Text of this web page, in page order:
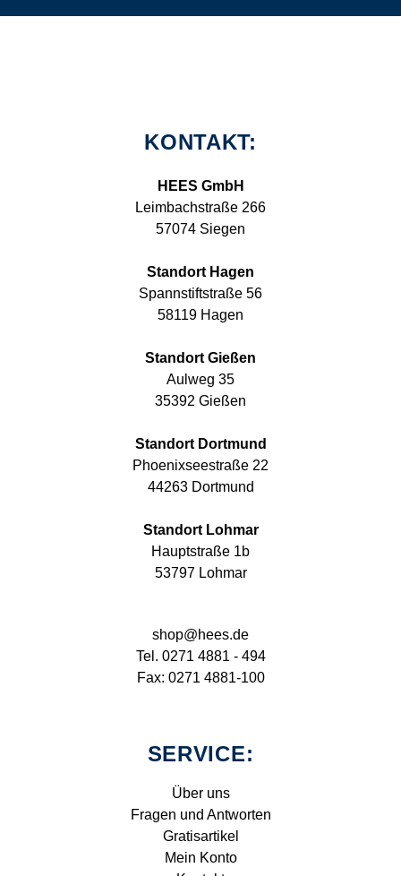
KONTAKT:
HEES GmbH
Leimbachstraße 266
57074 Siegen
Standort Hagen
Spannstiftstraße 56
58119 Hagen
Standort Gießen
Aulweg 35
35392 Gießen
Standort Dortmund
Phoenixseestraße 22
44263 Dortmund
Standort Lohmar
Hauptstraße 1b
53797 Lohmar
shop@hees.de
Tel. 0271 4881 - 494
Fax: 0271 4881-100
SERVICE:
Über uns
Fragen und Antworten
Gratisartikel
Mein Konto